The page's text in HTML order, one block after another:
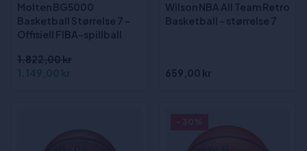
Molten BG5000
Basketball Størrelse 7 -
Offisiell FIBA-spillball
1.822,00 kr
1.149,00 kr
Wilson NBA All Team Retro
Basketball - størrelse 7
659,00 kr